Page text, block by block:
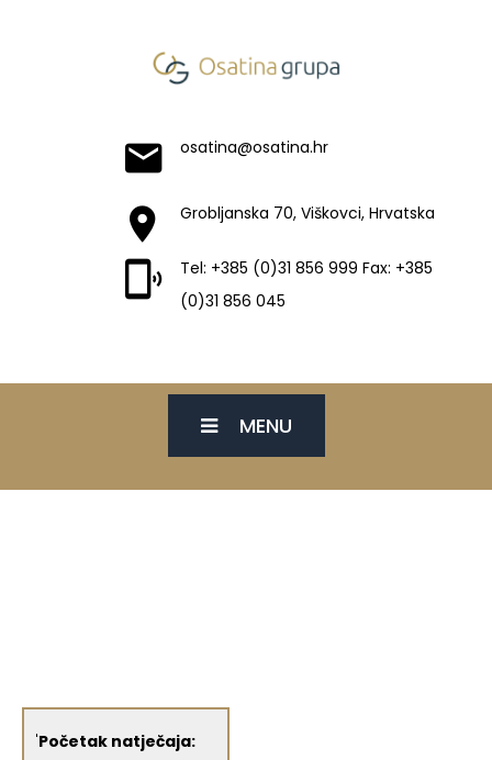
osatina@osatina.hr
Grobljanska 70, Viškovci, Hrvatska
Tel: +385 (0)31 856 999 Fax: +385
(0)31 856 045
MENU
'Početak natječaja: